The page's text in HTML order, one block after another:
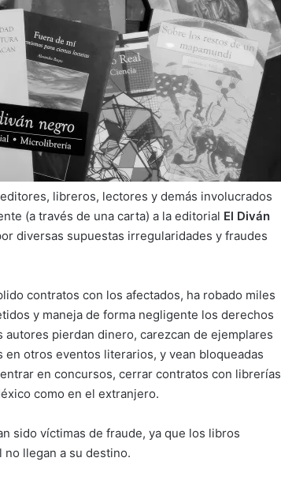
libreros, lectores y demás involucrados
(a través de una carta) a la editorial El Diván
diversas supuestas irregularidades y fraudes
contratos con los afectados, ha robado miles
y maneja de forma negligente los derechos
pierdan dinero, carezcan de ejemplares
otros eventos literarios, y vean bloqueadas
en concursos, cerrar contratos con librerías
como en el extranjero.
sido víctimas de fraude, ya que los libros
llegan a su destino.